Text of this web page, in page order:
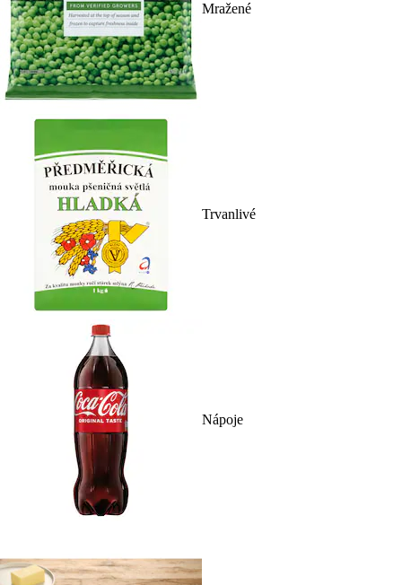
Mražené
Trvanlivé
Nápoje